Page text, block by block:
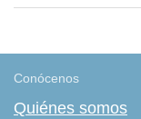
Conócenos
Quiénes somos